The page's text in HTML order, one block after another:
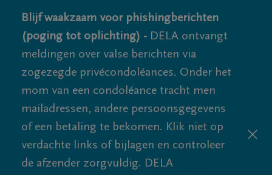
Blijf waakzaam voor phishingberichten
(poging tot oplichting) - DELA ontvangt
meldingen over valse berichten via
zogezegde privécondoléances. Onder het
mom van een condoléance tracht men
mailadressen, andere persoonsgegevens
of een betaling te bekomen. Klik niet op
verdachte links of bijlagen en controleer
de afzender zorgvuldig. DELA